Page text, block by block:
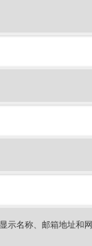
示名称、邮箱地址和